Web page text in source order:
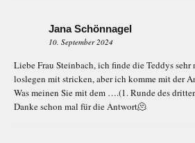
Jana Schönnagel
10. September 2024
Liebe Frau Steinbach, ich finde die Teddys
loslegen mit stricken, aber ich komme mit der
Was meinen Sie mit dem ….(1. Runde des
Danke schon mal für die Antwort🫠